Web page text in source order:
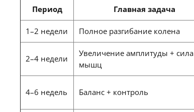
Период Главная задача
1–2 недели Полное разгибание колена
2–4 недели
Увеличение амплитуды + сила
мышц
4–6 недель Баланс + контроль